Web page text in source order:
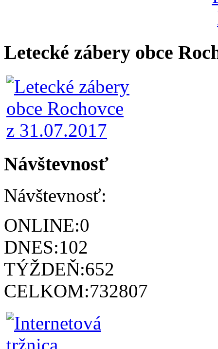
Letecké zábery obce
Návštevnosť
Návštevnosť:
ONLINE:0
DNES:102
TÝŽDEŇ:652
CELKOM:732807